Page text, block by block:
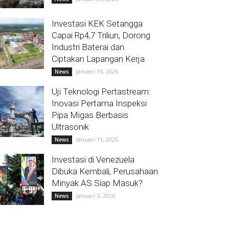
Investasi KEK Setangga
Capai Rp4,7 Triliun, Dorong
Industri Baterai dan
Ciptakan Lapangan Kerja
News Januari 15, 2026
Uji Teknologi Pertastream:
Inovasi Pertama Inspeksi
Pipa Migas Berbasis
Ultrasonik
News Januari 11, 2026
Investasi di Venezuela
Dibuka Kembali, Perusahaan
Minyak AS Siap Masuk?
News Januari 5, 2026